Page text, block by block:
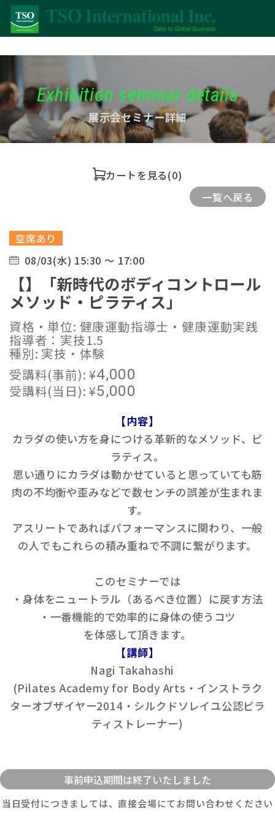
Exhibition seminar details
展示会セミナー詳細
カートを見る(0)
一覧へ戻る
空席あり
08/03(水) 15:30 ～ 17:00
【】「新時代のボディコントロール
メソッド・ピラティス」
資格・単位: 健康運動指導士・健康運動実践
指導者：実技1.5
種別: 実技・体験
受講料(事前):¥4,000
受講料(当日):¥5,000
【内容】
カラダの使い方を身につける革新的なメソッド、ピ
ラティス。
思い通りにカラダは動かせていると思っていても筋
肉の不均衡や歪みなどで数センチの誤差が生まれま
す。
アスリートであればパフォーマンスに関わり、一般
の人でもこれらの積み重ねで不調に繋がります。
このセミナーでは
・身体をニュートラル（あるべき位置）に戻す方法
・一番機能的で効率的に身体の使うコツ
を体感して頂きます。
【講師】
Nagi Takahashi
(Pilates Academy for Body Arts・インストラク
ターオブザイヤー2014・シルクドソレイユ公認ピラ
ティストレーナー)
当日受付につきましては、直接会場にてお問い合わせください